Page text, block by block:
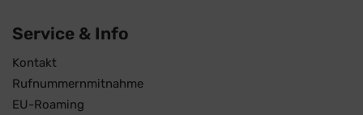
Service & Info
Kontakt
Rufnummernmitnahme
EU-Roaming